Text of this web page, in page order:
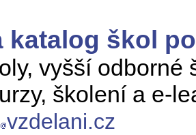
katalog škol
vyšší odborné
školení a e-
vzdelani.cz